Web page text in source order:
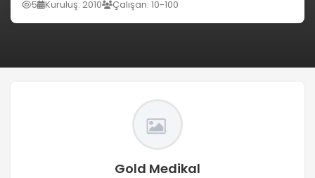
5 Kuruluş: 2010 Çalışan: 10-100
Gold Medikal